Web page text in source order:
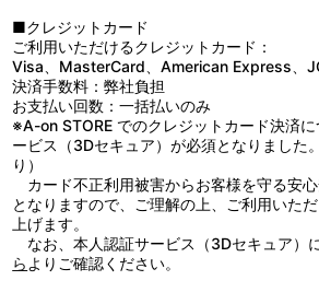
期間生産限定特典
ゲーム『アイドルマスター シャイニーカラ
リアルコード付きアイテムチラシ封入
他、仕様
描き下ろしジャケット
■クレジットカード
ご利用いただけるクレジットカード：
Visa、MasterCard、American Express、
決済手数料：弊社負担
お支払い回数：一括払いのみ
※A-on STORE でのクレジットカード決済
ービス（3Dセキュア）が必須となりました
り）
カード不正利用被害からお客様を守る安
となりますので、ご理解の上、ご利用いた
上げます。
なお、本人認証サービス（3Dセキュア）
らよりご確認ください。